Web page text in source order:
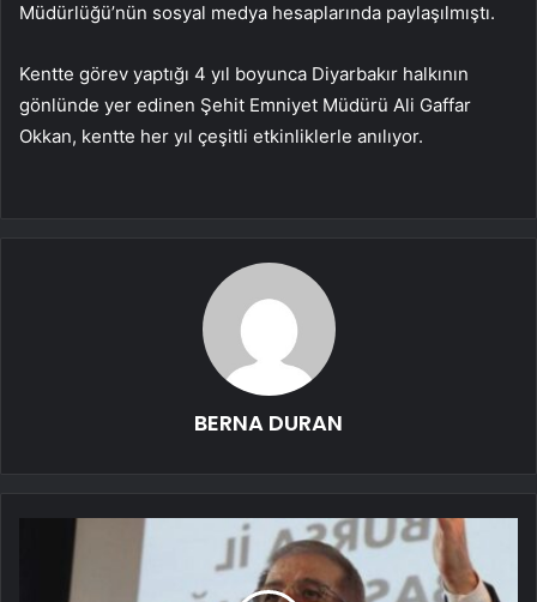
Müdürlüğü’nün sosyal medya hesaplarında paylaşılmıştı.
Kentte görev yaptığı 4 yıl boyunca Diyarbakır halkının
gönlünde yer edinen Şehit Emniyet Müdürü Ali Gaffar
Okkan, kentte her yıl çeşitli etkinliklerle anılıyor.
BERNA DURAN